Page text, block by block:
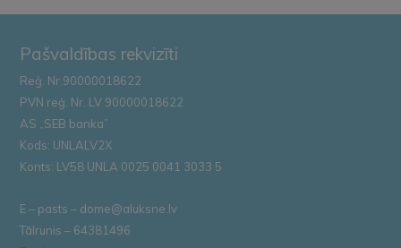
Pašvaldības rekvizīti
Reģ. Nr.90000018622
PVN reģ. Nr. LV 90000018622
AS „SEB banka”
Kods: UNLALV2X
Konts: LV58 UNLA 0025 0041 3033 5
E – pasts – dome@aluksne.lv
Tālrunis – 64381496